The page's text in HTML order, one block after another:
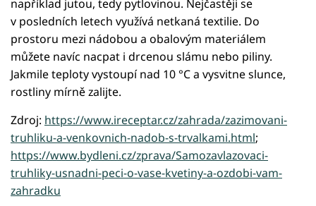
například jutou, tedy pytlovinou. Nejčastěji se
v posledních letech využívá netkaná textilie. Do
prostoru mezi nádobou a obalovým materiálem
můžete navíc nacpat i drcenou slámu nebo piliny.
Jakmile teploty vystoupí nad 10 °C a vysvitne slunce,
rostliny mírně zalijte.
Zdroj: https://www.ireceptar.cz/zahrada/zazimovani-
truhliku-a-venkovnich-nadob-s-trvalkami.html;
https://www.bydleni.cz/zprava/Samozavlazovaci-
truhliky-usnadni-peci-o-vase-kvetiny-a-ozdobi-vam-
zahradku